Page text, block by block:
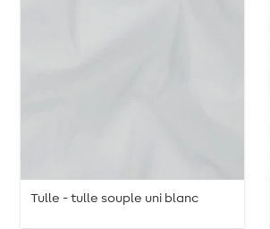
Tulle - tulle souple uni blanc